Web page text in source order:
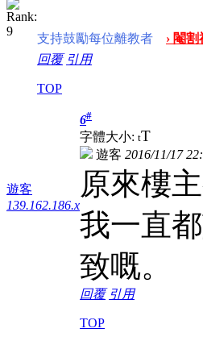
支持鼓勵每位離教者
› 閹
回覆 引用
TOP
遊客
139.162.186.x
6#
字體大小: tT
遊客 2016/11/17
原來樓
我一直
致嘅。
回覆 引用
TOP